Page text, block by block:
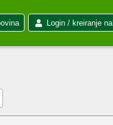
Login / kreiranje